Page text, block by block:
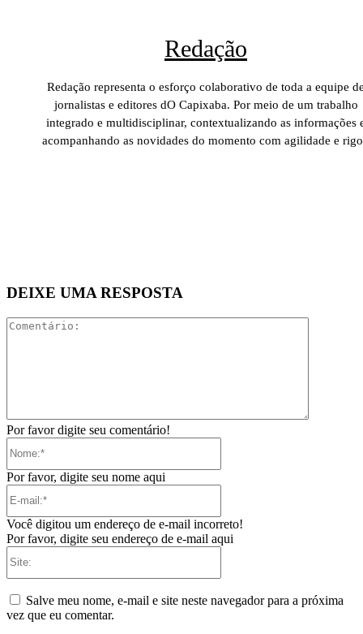
Redação
Redação representa o esforço colaborativo de toda a equipe
jornalistas e editores dO Capixaba. Por meio de um trabalho
integrado e multidisciplinar, contextualizando as informações
acompanhando as novidades do momento com agilidade e
DEIXE UMA RESPOSTA
Por favor digite seu comentário!
Por favor, digite seu nome aqui
Você digitou um endereço de e-mail incorreto!
Por favor, digite seu endereço de e-mail aqui
Salve meu nome, e-mail e site neste navegador para a próxima
vez que eu comentar.